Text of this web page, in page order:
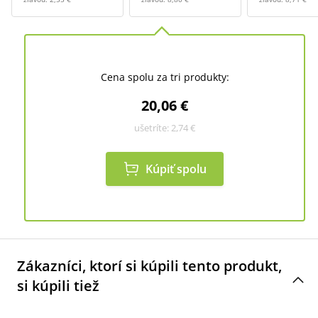
Cena spolu za tri produkty:
20,06 €
ušetríte: 2,74 €
Kúpiť spolu
Zákazníci, ktorí si kúpili tento produkt,
si kúpili tiež